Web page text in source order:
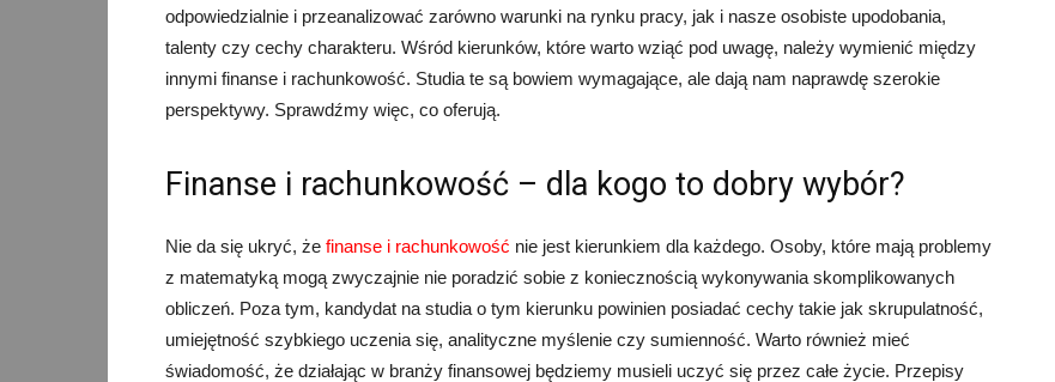
odpowiedzialnie i przeanalizować zarówno warunki na rynku pracy, jak i nasze osobiste upodobania,
talenty czy cechy charakteru. Wśród kierunków, które warto wziąć pod uwagę, należy wymienić między
innymi finanse i rachunkowość. Studia te są bowiem wymagające, ale dają nam naprawdę szerokie
perspektywy. Sprawdźmy więc, co oferują.
Finanse i rachunkowość – dla kogo to dobry wybór?
Nie da się ukryć, że finanse i rachunkowość nie jest kierunkiem dla każdego. Osoby, które mają problemy
z matematyką mogą zwyczajnie nie poradzić sobie z koniecznością wykonywania skomplikowanych
obliczeń. Poza tym, kandydat na studia o tym kierunku powinien posiadać cechy takie jak skrupulatność,
umiejętność szybkiego uczenia się, analityczne myślenie czy sumienność. Warto również mieć
świadomość, że działając w branży finansowej będziemy musieli uczyć się przez całe życie. Przepisy